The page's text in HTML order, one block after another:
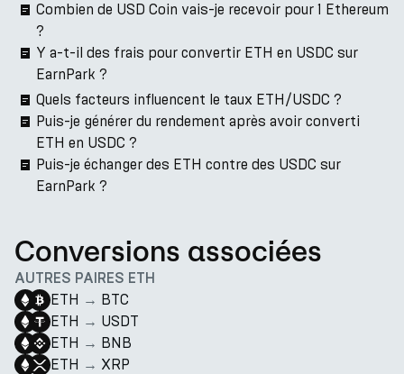
Combien de USD Coin vais-je recevoir pour 1 Ethereum
?
Y a-t-il des frais pour convertir ETH en USDC sur
EarnPark ?
Quels facteurs influencent le taux ETH/USDC ?
Puis-je générer du rendement après avoir converti
ETH en USDC ?
Puis-je échanger des ETH contre des USDC sur
EarnPark ?
Conversions associées
AUTRES PAIRES ETH
ETH → BTC
ETH → USDT
ETH → BNB
ETH → XRP